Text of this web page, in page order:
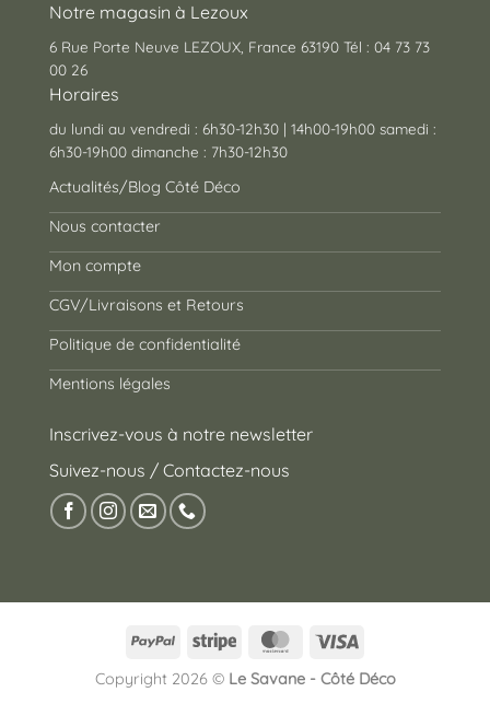
Notre magasin à Lezoux
6 Rue Porte Neuve LEZOUX, France 63190 Tél : 04 73 73
00 26
Horaires
du lundi au vendredi : 6h30-12h30 | 14h00-19h00 samedi :
6h30-19h00 dimanche : 7h30-12h30
Actualités/Blog Côté Déco
Nous contacter
Mon compte
CGV/Livraisons et Retours
Politique de confidentialité
Mentions légales
Inscrivez-vous à notre newsletter
Suivez-nous / Contactez-nous
PayPal Stripe MasterCard
Visa
Copyright 2026 © Le Savane - Côté Déco